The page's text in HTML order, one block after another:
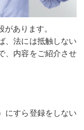
があります。
、法には抵触しない
、内容をご紹介させ
にすら登録をしない